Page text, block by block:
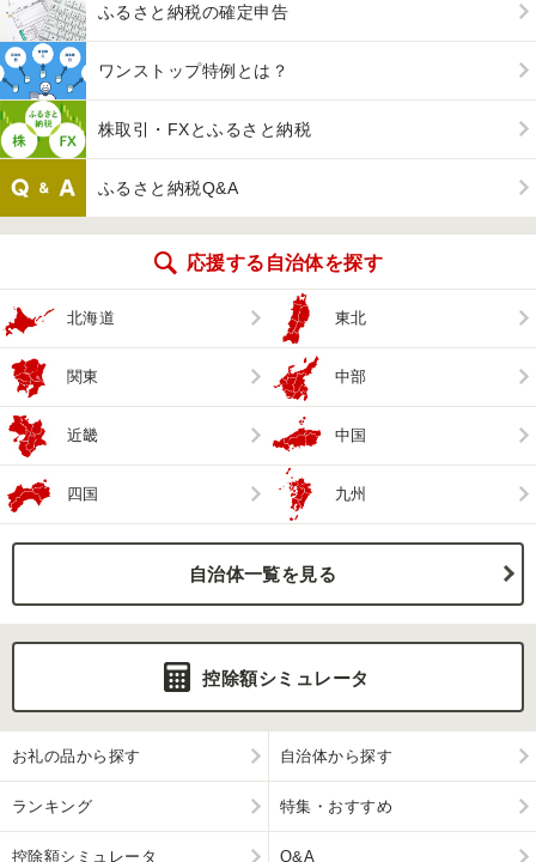
ふるさと納税の確定申告
ワンストップ特例とは？
株取引・FXとふるさと納税
ふるさと納税Q&A
応援する自治体を探す
北海道 東北
関東 中部
近畿 中国
四国 九州
自治体一覧を見る
控除額シミュレータ
お礼の品から探す 自治体から探す
ランキング 特集・おすすめ
控除額シミュレータ Q&A